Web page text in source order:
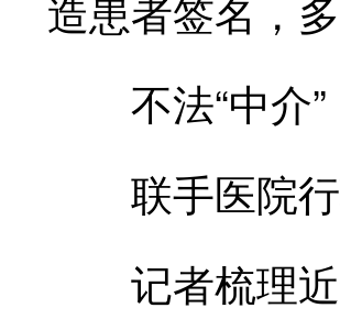
不法“中介”
联手医院行
记者梳理近